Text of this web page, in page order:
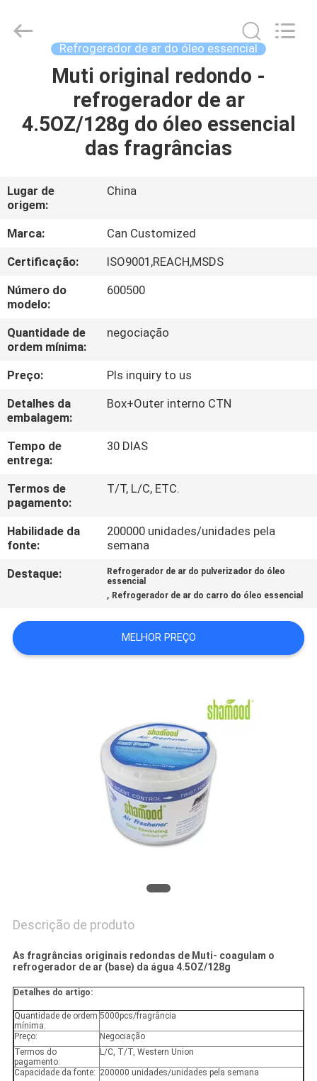
PRODUTOS
NÓS
EXCURSÃO
DA
FÁBRICA
CONTROLE
DA
QUALIDADE
CONTACTE-
NOS
NOTÍCIA
PEÇA
CITAÇÕES
MAPA
DO
Products
Refrogerador de ar do óleo essencial
Muti original redondo -
refrogerador de ar
4.5OZ/128g do óleo essencial
das fragrâncias
Lugar de
origem:
China
Marca:
Can Customized
Certificação:
ISO9001,REACH,MSDS
Número do
modelo:
600500
Quantidade de
ordem mínima:
negociação
Preço:
Pls inquiry to us
Detalhes da
embalagem:
Box+Outer interno CTN
Tempo de
entrega:
30 DIAS
Termos de
pagamento:
T/T, L/C, ETC.
Habilidade da
fonte:
200000 unidades/unidades pela
semana
Destaque:
Refrogerador de ar do pulverizador do óleo
essencial
, Refrogerador de ar do carro do óleo essencial
MELHOR PREÇO
Descrição de produto
As fragrâncias originais redondas de Muti- coagulam o
refrogerador de ar (base) da água 4.5OZ/128g
Detalhes do artigo:
Quantidade de ordem
mínima:
5000pcs/fragrância
Preço:
Negociação
Termos do
pagamento:
L/C, T/T, Western Union
Capacidade da fonte: 200000 unidades/unidades pela semana